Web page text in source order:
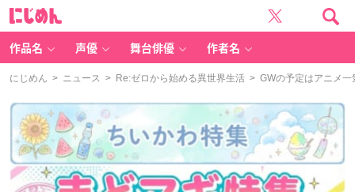
作品名 声優 舞台俳優 作者名
にじめん > ニュース > Re:ゼロから始める異世界生活 > GWの予定はアニメ一